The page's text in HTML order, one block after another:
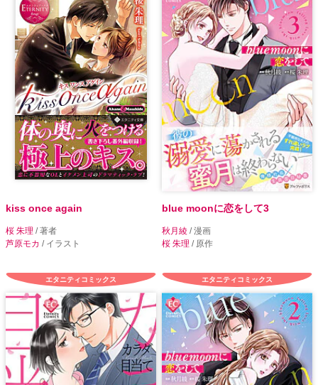
kiss once again
桜 朱理 / 著者
芦原モカ / イラスト
blue moonに恋をして3
秋月綾 / 漫画
桜 朱理 / 原作
エタニティコミックス エタニティコミックス